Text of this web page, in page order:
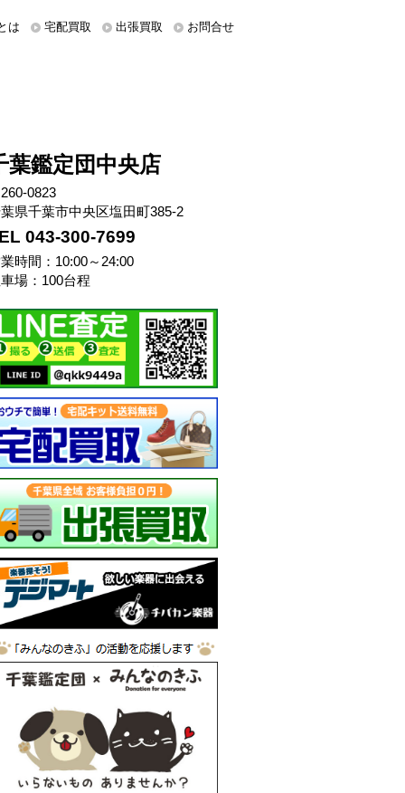
は 宅配買取 出張買取 お問合せ
葉鑑定団中央店
0823
県千葉市中央区塩田町385-2
043-300-7699
時間：10:00～24:00
場：100台程